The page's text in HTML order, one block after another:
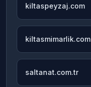
kiltaspeyzaj.com
kiltasmimarlik.com
saltanat.com.tr